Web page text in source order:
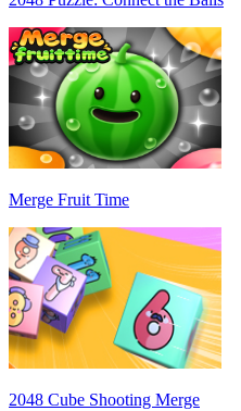
Merge Fruit Time
2048 Cube Shooting Merge